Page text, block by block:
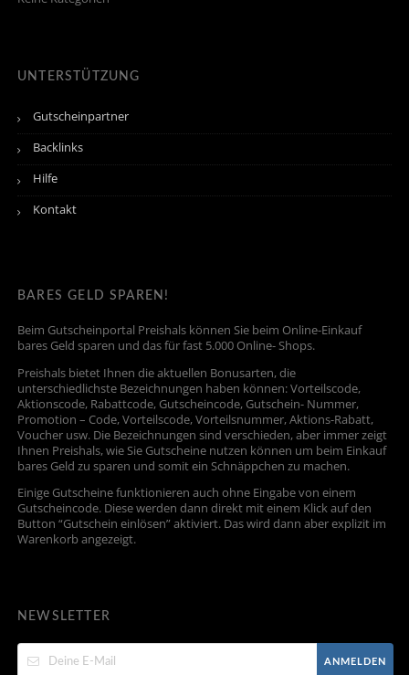
UNTERSTÜTZUNG
Gutscheinpartner
Backlinks
Hilfe
Kontakt
BARES GELD SPAREN!
Beim Gutscheinportal Preishals können Sie beim Online-Einkauf
bares Geld sparen und das für fast 5.000 Online- Shops.
Preishals bietet Ihnen die aktuellen Bonusarten, die
unterschiedlichste Bezeichnungen haben können: Vorteilscode,
Aktionscode, Rabattcode, Gutscheincode, Gutschein- Nummer,
Promotion – Code, Vorteilscode, Vorteilsnummer, Aktions-Rabatt,
Voucher usw. Die Bezeichnungen sind verschieden, aber immer zeigt
Ihnen Preishals, wie Sie Gutscheine nutzen können um beim Einkauf
bares Geld zu sparen und somit ein Schnäppchen zu machen.
Einige Gutscheine funktionieren auch ohne Eingabe von einem
Gutscheincode. Diese werden dann direkt mit einem Klick auf den
Button “Gutschein einlösen” aktiviert. Das wird dann aber explizit im
Warenkorb angezeigt.
NEWSLETTER
ANMELDEN